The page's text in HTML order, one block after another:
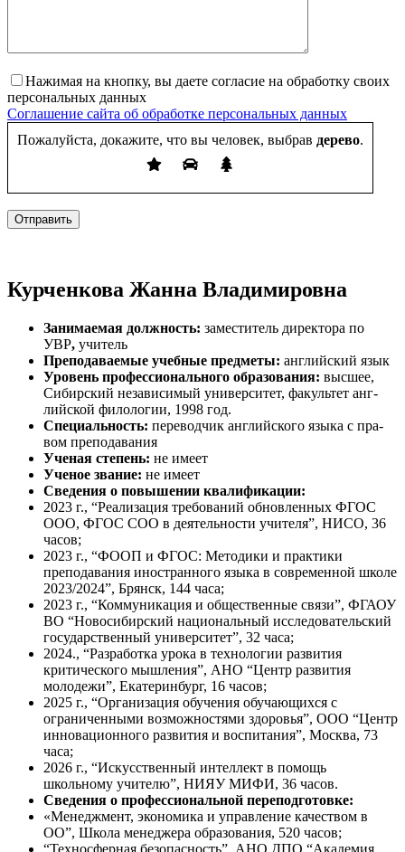
Нажимая на кнопку, вы даете согласие на обработку своих
персональных данных
Соглашение сайта об обработке персональных данных
Пожалуйста, докажите, что вы человек, выбрав дерево.
Отправить
Кур­ченко­ва Жан­на Вла­дими­ров­на
За­нима­емая долж­ность: за­мес­ти­тель ди­рек­то­ра по
УВР, учи­тель
Пре­пода­ва­емые учебные предметы: анг­лий­ский язык
Уровень профессионального образования: выс­шее,
Си­бирс­кий не­зави­симый уни­вер­си­тет, фа­куль­тет анг­
лий­ской фи­лоло­гии, 1998 год.
Спе­ци­аль­ность: пе­ревод­чик анг­лий­ско­го язы­ка с пра­
вом пре­пода­вания
Уче­ная сте­пень: не име­ет
Уче­ное зва­ние: не име­ет
Сведения о повышении квалификации:
2023 г., “Реализация требований обновленных ФГОС
ООО, ФГОС СОО в деятельности учителя”, НИСО, 36
часов;
2023 г., “ФООП и ФГОС: Методики и практики
преподавания иностранного языка в современной школе
2023/2024”, Брянск, 144 часа;
2023 г., “Коммуникация и общественные связи”, ФГАОУ
ВО “Новосибирский национальный исследовательский
государственный университет”, 32 часа;
2024., “Разработка урока в технологии развития
критического мышления”, АНО “Центр развития
молодежи”, Екатеринбург, 16 часов;
2025 г., “Организация обучения обучающихся с
ограниченными возможностями здоровья”, ООО “Центр
инновационного развития и воспитания”, Москва, 73
часа;
2026 г., “Искусственный интеллект в помощь
школьному учителю”, НИЯУ МИФИ, 36 часов.
Сведения о профессиональной переподготовке:
«Менеджмент, экономика и управление качеством в
ОО”, Школа менеджера образования, 520 часов;
“Техносферная безопасность”, АНО ДПО “Академия